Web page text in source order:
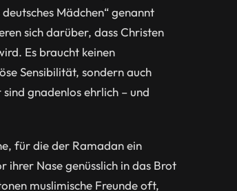
Mädchen“ genannt
sich darüber, dass Christen
Es braucht keinen
Sensibilität, sondern auch
gnadenlos ehrlich – und
für die der Ramadan ein
ihrer Nase genüsslich in das Brot
muslimische Freunde oft,